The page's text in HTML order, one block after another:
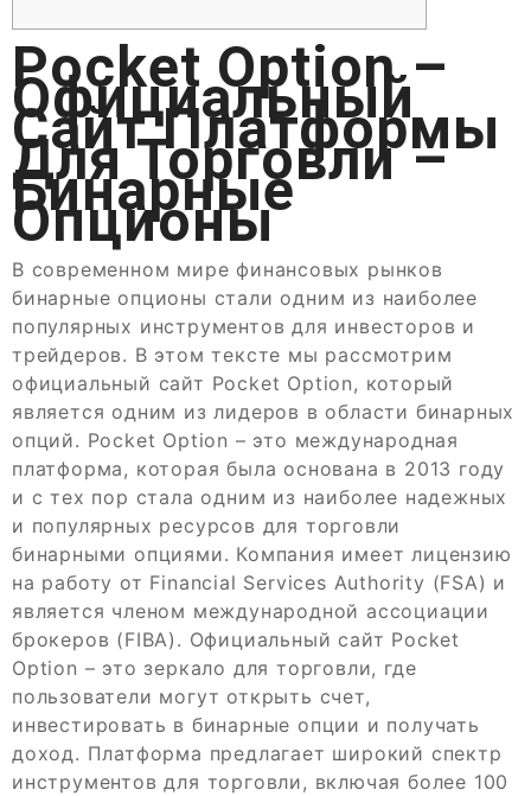
Pocket Option –
Официальный
Сайт Платформы
Для Торговли –
Бинарные
Опционы
В современном мире финансовых рынков
бинарные опционы стали одним из наиболее
популярных инструментов для инвесторов и
трейдеров. В этом тексте мы рассмотрим
официальный сайт Pocket Option, который
является одним из лидеров в области бинарных
опций. Pocket Option – это международная
платформа, которая была основана в 2013 году
и с тех пор стала одним из наиболее надежных
и популярных ресурсов для торговли
бинарными опциями. Компания имеет лицензию
на работу от Financial Services Authority (FSA) и
является членом международной ассоциации
брокеров (FIBA). Официальный сайт Pocket
Option – это зеркало для торговли, где
пользователи могут открыть счет,
инвестировать в бинарные опции и получать
доход. Платформа предлагает широкий спектр
инструментов для торговли, включая более 100